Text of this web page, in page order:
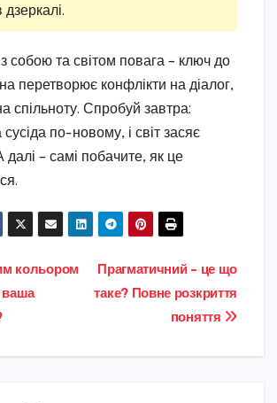
собою та світом повага – ключ до
перетворює конфлікти на діалог,
спільноту. Спробуй завтра:
по-новому, і світ засяє
далі – самі побачите, як це
Прагматичний – це що
таке? Повне розкриття
поняття
кольором
ваша